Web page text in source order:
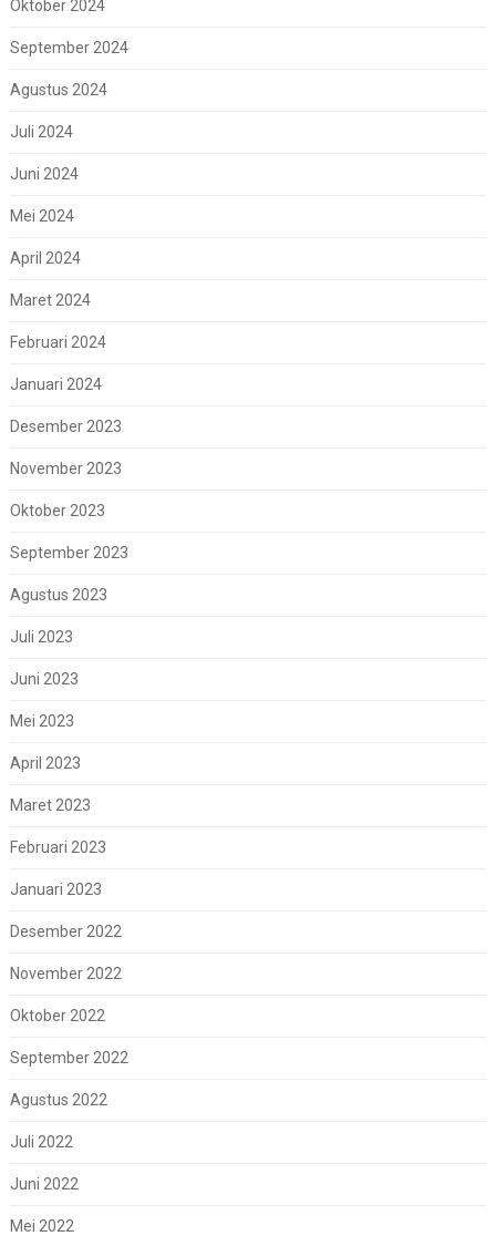
Oktober 2024
September 2024
Agustus 2024
Juli 2024
Juni 2024
Mei 2024
April 2024
Maret 2024
Februari 2024
Januari 2024
Desember 2023
November 2023
Oktober 2023
September 2023
Agustus 2023
Juli 2023
Juni 2023
Mei 2023
April 2023
Maret 2023
Februari 2023
Januari 2023
Desember 2022
November 2022
Oktober 2022
September 2022
Agustus 2022
Juli 2022
Juni 2022
Mei 2022